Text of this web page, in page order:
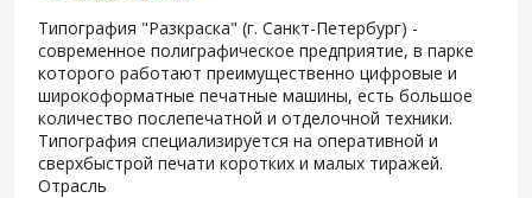
Типография "Разкраска" (г. Санкт-Петербург) -
современное полиграфическое предприятие, в парке
которого работают преимущественно цифровые и
широкоформатные печатные машины, есть большое
количество послепечатной и отделочной техники.
Типография специализируется на оперативной и
сверхбыстрой печати коротких и малых тиражей.
Отрасль